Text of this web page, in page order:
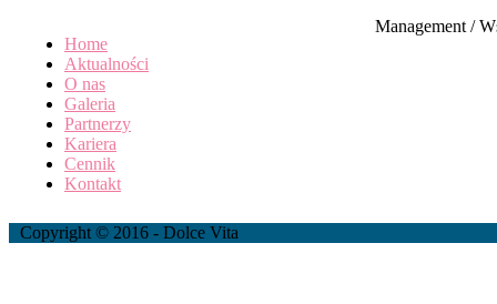
Home
Aktualności
O nas
Galeria
Partnerzy
Kariera
Cennik
Kontakt
Management /
Copyright © 2016 - Dolce Vita